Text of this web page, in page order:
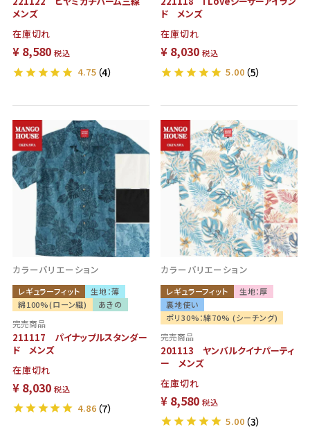
メンズ
在庫切れ
¥ 8,580 税込
4.75 （4）
ド メンズ
在庫切れ
¥ 8,030 税込
5.00 （5）
カラーバリエーション
レギュラーフィット
生地：薄
綿100%(ローン織)
あきの
完売商品
211117 パイナップルスタンダー
ド メンズ
在庫切れ
¥ 8,030 税込
4.86 （7）
カラーバリエーション
レギュラーフィット
生地：厚
裏地使い
ポリ30%：綿70% (シーチング)
完売商品
201113 ヤンバルクイナパーティ
ー メンズ
在庫切れ
¥ 8,580 税込
5.00 （3）